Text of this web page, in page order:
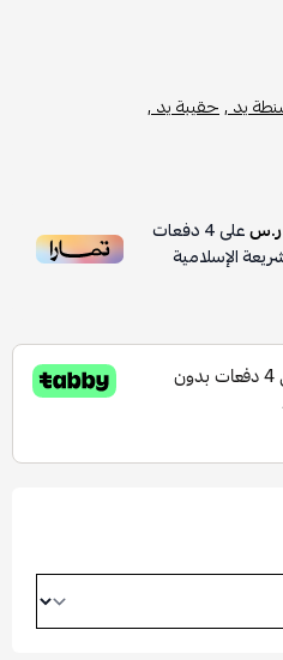
يد ,حقيبة يد ,
على4دفعات
الإسلامية